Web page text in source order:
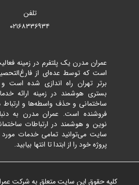
تلفن
۰۲۱۶۸۳۳۶۹۳۴
عمران مدرن یک پلتفرم در زمینه
است که توسط عده‌ای از
برتر تهران راه اندازی شده است
بستری هوشمند در زمینه ارائه
ساختمانی و حذف واسطه‌ها و ارتباط
فروشنده است. عمران مدرن به
نوین و هوشمند در ارتباطات
سایت می‌توانید تمامی خدمات مورد
پروژه خود را از ابتدا تا انتها بیابید.
کلیه حقوق این سایت متعلق به شرکت